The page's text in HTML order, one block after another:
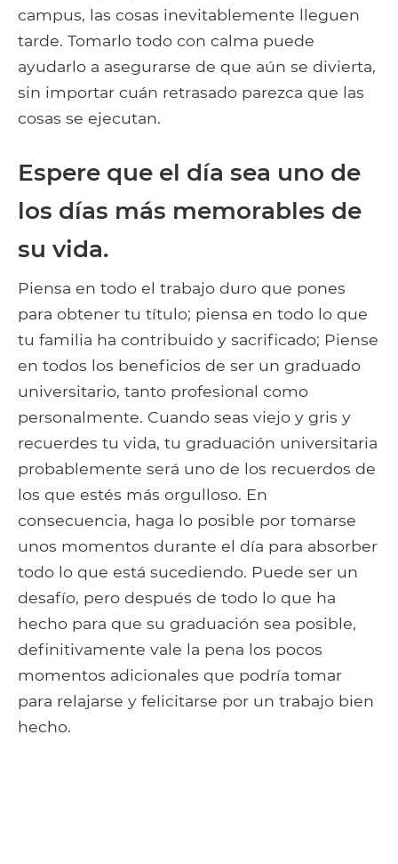
campus, las cosas inevitablemente lleguen
tarde. Tomarlo todo con calma puede
ayudarlo a asegurarse de que aún se divierta,
sin importar cuán retrasado parezca que las
cosas se ejecutan.
Espere que el día sea uno de
los días más memorables de
su vida.
Piensa en todo el trabajo duro que pones
para obtener tu título; piensa en todo lo que
tu familia ha contribuido y sacrificado; Piense
en todos los beneficios de ser un graduado
universitario, tanto profesional como
personalmente. Cuando seas viejo y gris y
recuerdes tu vida, tu graduación universitaria
probablemente será uno de los recuerdos de
los que estés más orgulloso. En
consecuencia, haga lo posible por tomarse
unos momentos durante el día para absorber
todo lo que está sucediendo. Puede ser un
desafío, pero después de todo lo que ha
hecho para que su graduación sea posible,
definitivamente vale la pena los pocos
momentos adicionales que podría tomar
para relajarse y felicitarse por un trabajo bien
hecho.